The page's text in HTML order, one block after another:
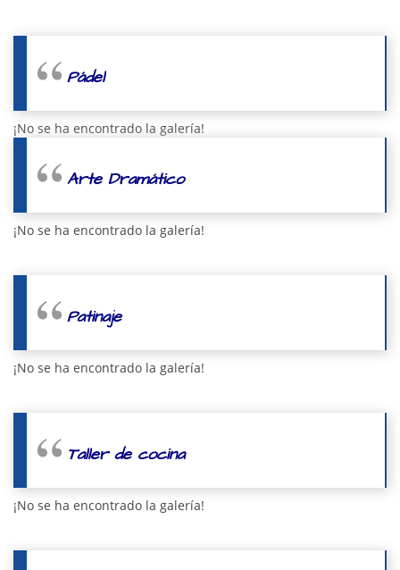
Pádel
¡No se ha encontrado la galería!
Arte Dramático
¡No se ha encontrado la galería!
Patinaje
¡No se ha encontrado la galería!
Taller de cocina
¡No se ha encontrado la galería!